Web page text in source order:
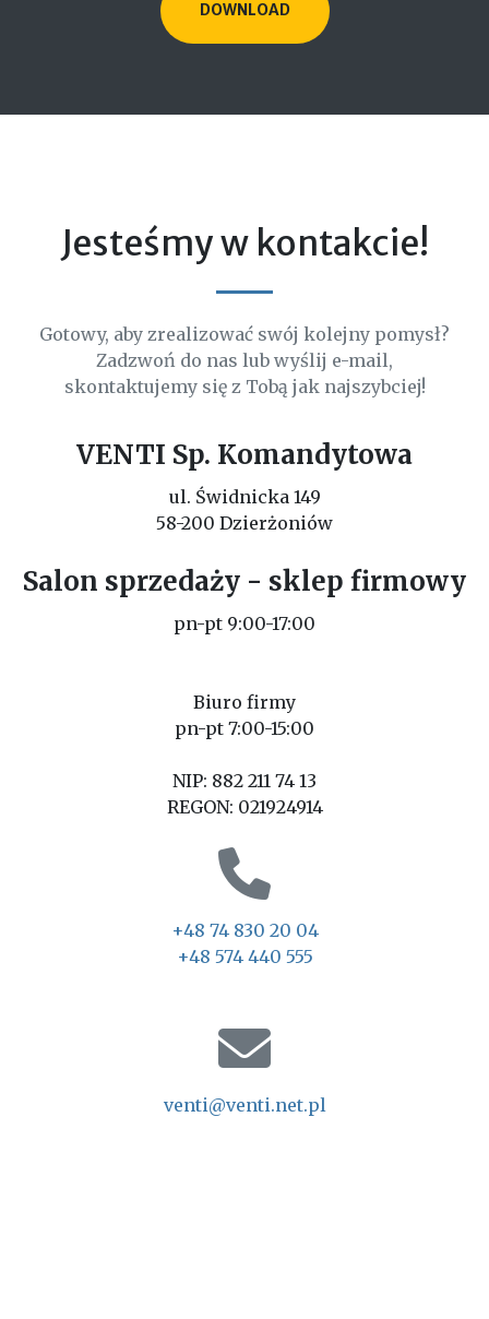
DOWNLOAD
Jesteśmy w kontakcie!
Gotowy, aby zrealizować swój kolejny pomysł?
Zadzwoń do nas lub wyślij e-mail,
skontaktujemy się z Tobą jak najszybciej!
VENTI Sp. Komandytowa
ul. Świdnicka 149
58-200 Dzierżoniów
Salon sprzedaży - sklep firmowy
pn-pt 9:00-17:00
Biuro firmy
pn-pt 7:00-15:00
NIP: 882 211 74 13
REGON: 021924914
+48 74 830 20 04
+48 574 440 555
venti@venti.net.pl